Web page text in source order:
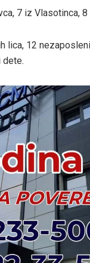
7 iz Vlasotinca,
lica, 12
dete.